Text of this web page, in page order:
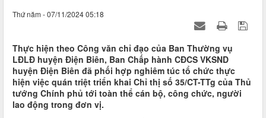
Thứ năm - 07/11/2024 05:18
Thực hiện theo Công văn chỉ đạo của Ban Thường vụ
LĐLĐ huyện Điện Biên, Ban Chấp hành CĐCS VKSND
huyện Điện Biên đã phối hợp nghiêm túc tổ chức thực
hiện việc quán triệt triển khai Chỉ thị số 35/CT-TTg của Thủ
tướng Chính phủ tới toàn thể cán bộ, công chức, người
lao động trong đơn vị.